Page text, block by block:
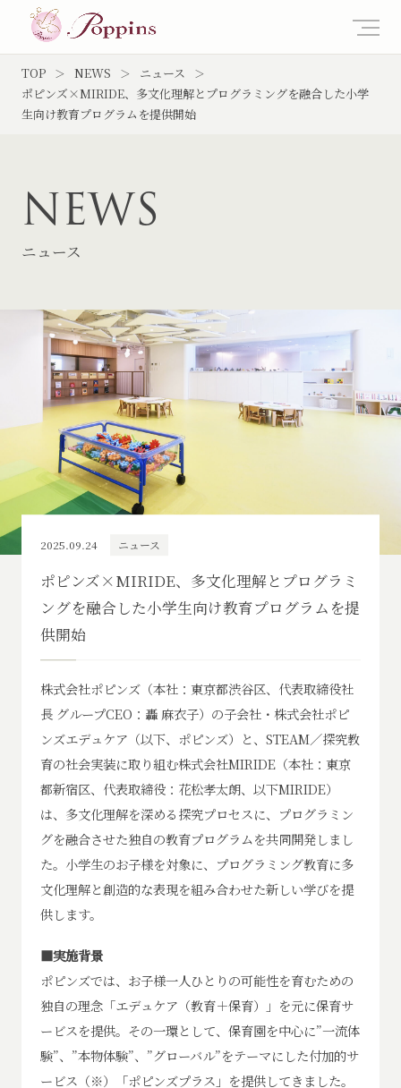
TOP NEWS
ニュース
ポピンズ×MIRIDE、多文化理解とプログラミングを融合した小学
生向け教育プログラムを提供開始
NEWS
ニュース
2025.09.24 ニュース
ポピンズ×MIRIDE、多文化理解とプログラミ
ングを融合した小学生向け教育プログラムを提
供開始
株式会社ポピンズ（本社：東京都渋谷区、代表取締役社
長 グループCEO：轟 麻衣子）の子会社・株式会社ポピ
ンズエデュケア（以下、ポピンズ）と、STEAM／探究教
育の社会実装に取り組む株式会社MIRIDE（本社：東京
都新宿区、代表取締役：花松孝太朗、以下MIRIDE）
は、多文化理解を深める探究プロセスに、プログラミン
グを融合させた独自の教育プログラムを共同開発しまし
た。小学生のお子様を対象に、プログラミング教育に多
文化理解と創造的な表現を組み合わせた新しい学びを提
供します。
■実施背景
ポピンズでは、お子様一人ひとりの可能性を育むための
独自の理念「エデュケア（教育＋保育）」を元に保育サ
ービスを提供。その一環として、保育園を中心に”一流体
験”、”本物体験”、”グローバル”をテーマにした付加的サ
ービス（※）「ポピンズプラス」を提供してきました。